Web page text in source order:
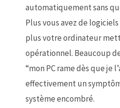
automatiquement sans
Plus vous avez de
plus votre ordinateur
opérationnel. Beaucoup
“mon PC rame dès que je
effectivement un
système encombré.